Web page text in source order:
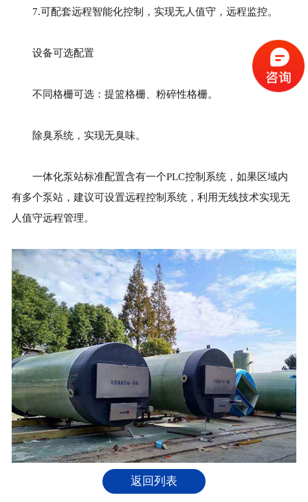
7.可配套远程智能化控制，实现无人值守，远程监控。
设备可选配置
不同格栅可选：提篮格栅、粉碎性格栅。
除臭系统，实现无臭味。
一体化泵站标准配置含有一个PLC控制系统，如果区域内
有多个泵站，建议可设置远程控制系统，利用无线技术实现无
人值守远程管理。
返回列表